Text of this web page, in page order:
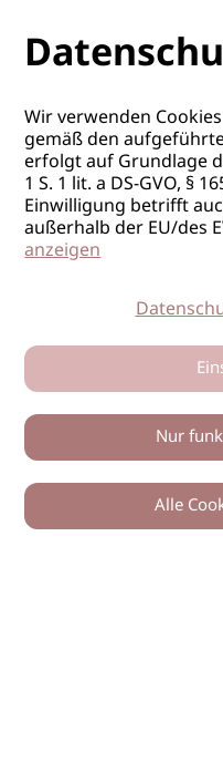
Wir verwenden
gemäß den
erfolgt auf Grundlage
1 S. 1 lit. a DS-GVO, §
Einwilligung betrifft
außerhalb der EU/des
anzeigen
Nur
Alle